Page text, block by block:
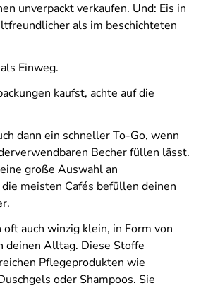
unverpackt verkaufen. Und: Eis in
als im beschichteten
Einweg.
kaufst, achte auf die
dann ein schneller To-Go, wenn
Becher füllen lässt.
große Auswahl an
meisten Cafés befüllen deinen
auch winzig klein, in Form von
deinen Alltag. Diese Stoffe
Pflegeprodukten wie
oder Shampoos. Sie